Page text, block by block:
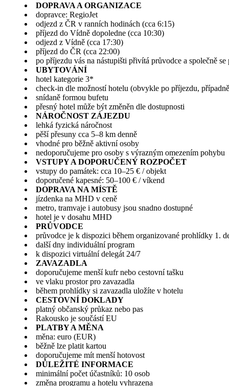
DOPRAVA A ORGANIZACE
dopravce: RegioJet
odjezd z ČR v ranních hodinách (cca 6:15)
příjezd do Vídně dopoledne (cca 10:30)
odjezd z Vídně (cca 17:30)
příjezd do ČR (cca 22:00)
po příjezdu vás na nástupišti přivítá průvodce a společně
UBYTOVÁNÍ
hotel kategorie 3*
check-in dle možností hotelu (obvykle po příjezdu,
snídaně formou bufetu
přesný hotel může být změněn dle dostupnosti
NÁROČNOST ZÁJEZDU
lehká fyzická náročnost
pěší přesuny cca 5–8 km denně
vhodné pro běžně aktivní osoby
nedoporučujeme pro osoby s výrazným omezením pohybu
VSTUPY A DOPORUČENÝ ROZPOČET
vstupy do památek: cca 10–25 € / objekt
doporučené kapesné: 50–100 € / víkend
DOPRAVA NA MÍSTĚ
jízdenka na MHD v ceně
metro, tramvaje i autobusy jsou snadno dostupné
hotel je v dosahu MHD
PRŮVODCE
průvodce je k dispozici během organizované prohlídky 1.
další dny individuální program
k dispozici virtuální delegát 24/7
ZAVAZADLA
doporučujeme menší kufr nebo cestovní tašku
ve vlaku prostor pro zavazadla
během prohlídky si zavazadla uložíte v hotelu
CESTOVNÍ DOKLADY
platný občanský průkaz nebo pas
Rakousko je součástí EU
PLATBY A MĚNA
měna: euro (EUR)
běžně lze platit kartou
doporučujeme mít menší hotovost
DŮLEŽITÉ INFORMACE
minimální počet účastníků: 10 osob
změna programu a hotelu vyhrazena